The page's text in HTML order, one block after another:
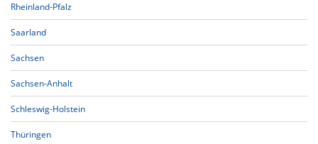
Rheinland-Pfalz
Saarland
Sachsen
Sachsen-Anhalt
Schleswig-Holstein
Thüringen